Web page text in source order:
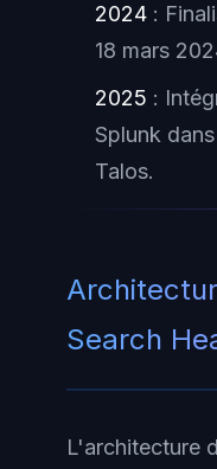
2024 :
18 mars
2025 :
Splunk
Talos.
Search
L'architecture